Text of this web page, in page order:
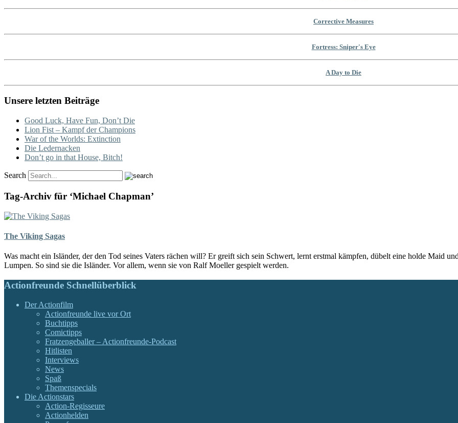
Corrective Measures
Fortress: Sniper's Eye
A Day to Die
Unsere letzten Beiträge
Good Luck, Have Fun, Don’t Die
Lion Fist – Kampf der Champions
War of the Worlds: Extinction
Die Ledernacken
Don’t go in that House, Bitch!
Search
Tag-Archiv für ‘Michael Chapman’
The Viking Sagas
Was macht ein Isländer, der den Tod seines Vaters rächen will? Er greift sich sein Schwert, lernt erstmal kämpfen, dübelt eine holde Maid
Lumpen. So sind sie die Isländer. Vor allem, wenn sie von Ralf Moeller gespielt werden.
Actionfreunde Schnellüberblick
Der Actionfilm
Actionfreunde live vor Ort
Buchtipps
Comictipps
Fratzengeballer – Actionfreunde-Podcast
Hitlisten
Interviews
News
Spaß
Themenspecials
Die Actionstars
Action-Regisseure
Actionhelden